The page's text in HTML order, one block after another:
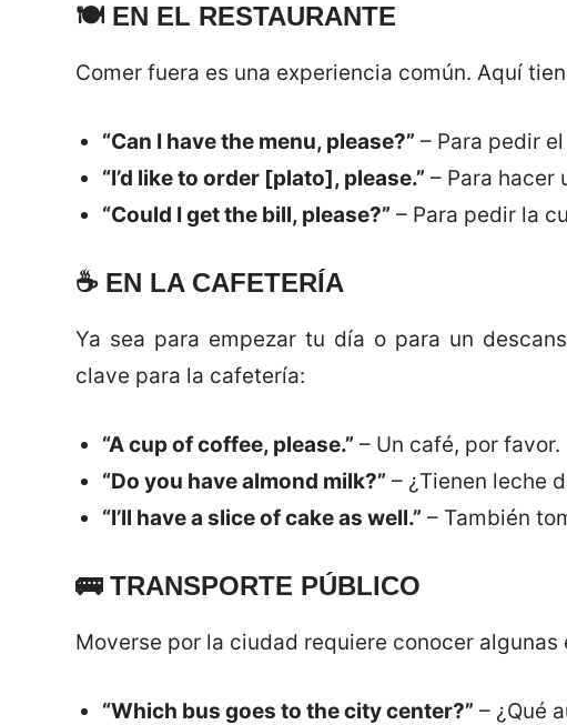
🍽️ EN EL RESTAURANTE
Comer fuera es una experiencia común. Aquí
“Can I have the menu, please?” – Para pedir
“I’d like to order [plato], please.” – Para hacer
“Could I get the bill, please?” – Para pedir la
☕ EN LA CAFETERÍA
Ya sea para empezar tu día o para un
clave para la cafetería:
“A cup of coffee, please.” – Un café, por favor.
“Do you have almond milk?” – ¿Tienen leche
“I’ll have a slice of cake as well.” – También
🚌 TRANSPORTE PÚBLICO
Moverse por la ciudad requiere conocer algunas
“Which bus goes to the city center?” – ¿Qué